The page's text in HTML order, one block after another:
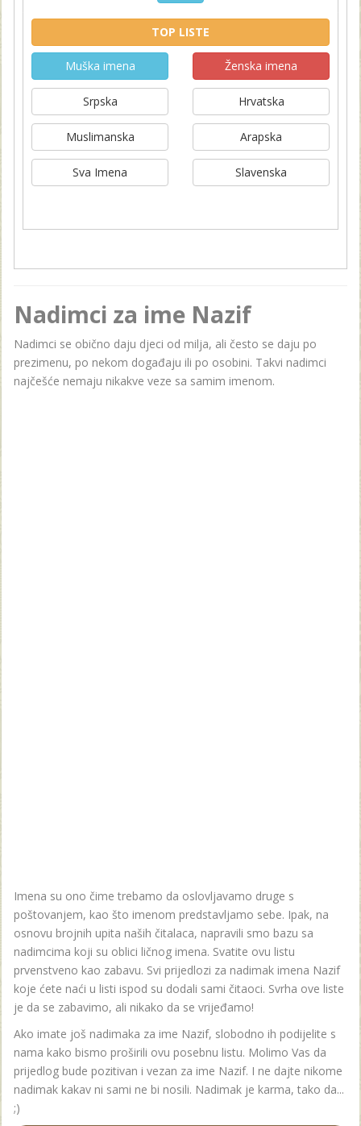
TOP LISTE
Muška imena Ženska imena
Srpska Hrvatska
Muslimanska Arapska
Sva Imena Slavenska
Nadimci za ime Nazif
Nadimci se obično daju djeci od milja, ali često se daju po
prezimenu, po nekom događaju ili po osobini. Takvi nadimci
najčešće nemaju nikakve veze sa samim imenom.
Imena su ono čime trebamo da oslovljavamo druge s
poštovanjem, kao što imenom predstavljamo sebe. Ipak, na
osnovu brojnih upita naših čitalaca, napravili smo bazu sa
nadimcima koji su oblici ličnog imena. Svatite ovu listu
prvenstveno kao zabavu. Svi prijedlozi za nadimak imena Nazif
koje ćete naći u listi ispod su dodali sami čitaoci. Svrha ove liste
je da se zabavimo, ali nikako da se vrijeđamo!
Ako imate još nadimaka za ime Nazif, slobodno ih podijelite s
nama kako bismo proširili ovu posebnu listu. Molimo Vas da
prijedlog bude pozitivan i vezan za ime Nazif. I ne dajte nikome
nadimak kakav ni sami ne bi nosili. Nadimak je karma, tako da...
;)